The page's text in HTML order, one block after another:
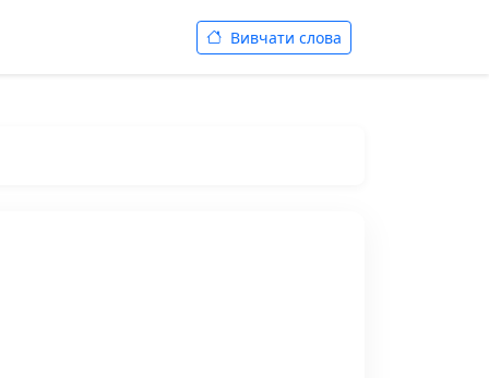
Вивчати слова